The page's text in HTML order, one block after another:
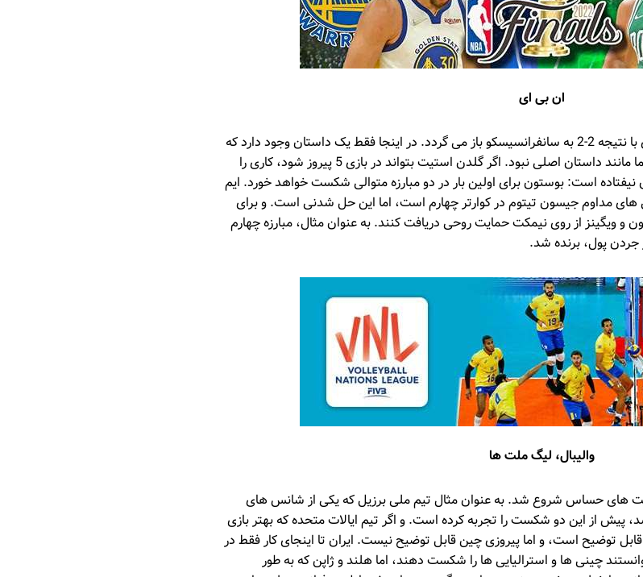
ان بی ای
همانطور که انتظار می رفت، فینال ان بی ای با نتیجه 2-2 به سانفرانسیسکو باز می گردد. در اینجا فقط یک داستان وجود دارد که
در آن تیم باید مبارزه را از ابتدا شروع کند، اما مانند داستان اصلی نبود. اگر گلدن استیت بتواند در بازی 5 پیروز شود، کاری را
است: بوستون برای اولین بار در دو مبارزه متوالی شکست خواهد خورد. ایم
های مداوم جیسون تیتوم در کوارتر چهارم است، اما این حل شدنی است. و برای
و ویگینز از روی نیمکت حمایت روحی دریافت کنند. به عنوان مثال، مبارزه چهارم
جردن پول، برنده شد.
والیبال، لیگ ملت ها
های حساس شروع شد. به عنوان مثال تیم ملی برزیل که یکی از شانس های
از این دو شکست را تجربه کرده است. و اگر تیم ایالات متحده که بهتر بازی
حدودی قابل توضیح است، و اما پیروزی چین قابل توضیح نیست. ایران تا اینجای کار فقط در
چینی ها و استرالیایی ها را شکست دهند، اما هلند و ژاپن که به طور